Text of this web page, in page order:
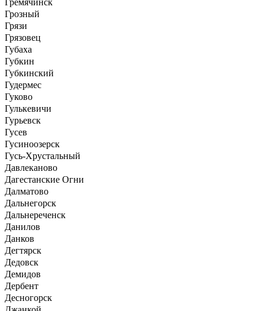
Грозный
Грязи
Грязовец
Губаха
Губкин
Губкинский
Гудермес
Гуково
Гулькевичи
Гурьевск
Гусев
Гусиноозерск
Гусь-Хрустальный
Давлеканово
Дагестанские Огни
Далматово
Дальнегорск
Дальнереченск
Данилов
Данков
Дегтярск
Дедовск
Демидов
Дербент
Десногорск